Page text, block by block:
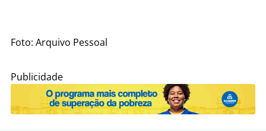
Foto: Arquivo Pessoal
Publicidade